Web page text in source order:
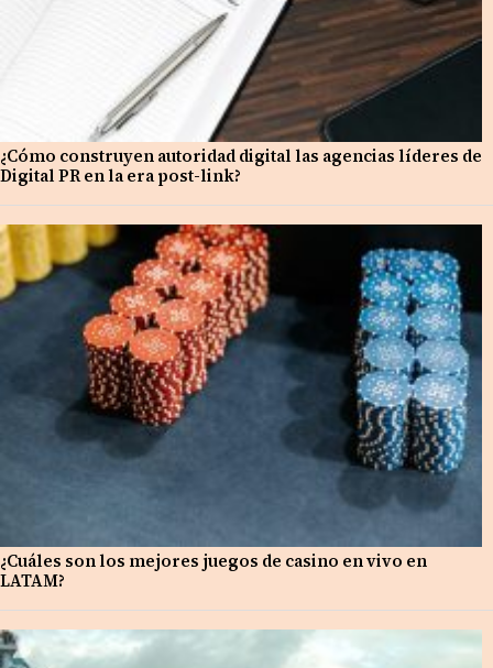
¿Cómo construyen autoridad digital las agencias líderes de
Digital PR en la era post-link?
¿Cuáles son los mejores juegos de casino en vivo en
LATAM?